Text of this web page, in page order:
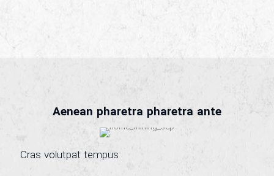
Aenean pharetra pharetra ante
Cras volutpat tempus